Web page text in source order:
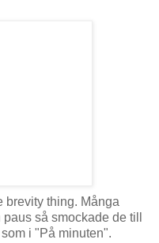
brevity thing. Många
så smockade de till
i "På minuten".